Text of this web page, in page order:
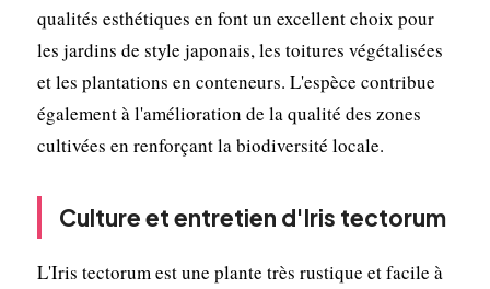
qualités esthétiques en font un excellent choix pour
les jardins de style japonais, les toitures végétalisées
et les plantations en conteneurs. L'espèce contribue
également à l'amélioration de la qualité des zones
cultivées en renforçant la biodiversité locale.
Culture et entretien d'Iris tectorum
L'Iris tectorum est une plante très rustique et facile à